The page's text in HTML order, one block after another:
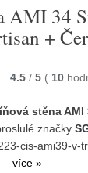
AMI 34
+
4.5 / 5 ( 10
stěna AMI
značky
cis-ami39-v-
více »